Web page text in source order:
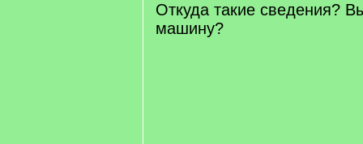
Откуда такие сведения?
машину?